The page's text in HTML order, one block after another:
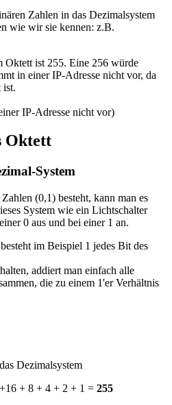
Zahlen in das Dezimalsystem
wie wir sie kennen: z.B.
ist 255. Eine 256 würde
in einer IP-Adresse nicht vor, da
ist.
IP-Adresse nicht vor)
Oktett
System
(0,1) besteht, kann man es
System wie ein Lichtschalter
0 aus und bei einer 1 an.
im Beispiel 1 jedes Bit des
addiert man einfach alle
die zu einem 1'er Verhältnis
+ 8 + 4 + 2 + 1 = 255